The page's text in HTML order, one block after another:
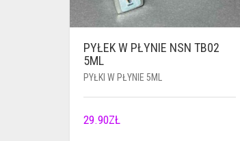
PYŁEK W PŁYNIE NSN TB02
5ML
PYŁKI W PŁYNIE 5ML
29.90ZŁ